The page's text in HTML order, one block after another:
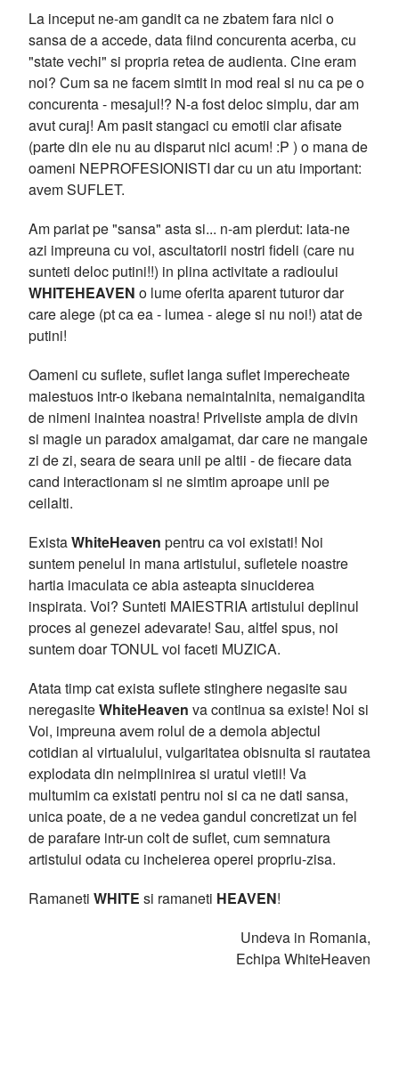
La inceput ne-am gandit ca ne zbatem fara nici o
sansa de a accede, data fiind concurenta acerba, cu
"state vechi" si propria retea de audienta. Cine eram
noi? Cum sa ne facem simtit in mod real si nu ca pe o
concurenta - mesajul!? N-a fost deloc simplu, dar am
avut curaj! Am pasit stangaci cu emotii clar afisate
(parte din ele nu au disparut nici acum! :P ) o mana de
oameni NEPROFESIONISTI dar cu un atu important:
avem SUFLET.
Am pariat pe "sansa" asta si... n-am pierdut: iata-ne
azi impreuna cu voi, ascultatorii nostri fideli (care nu
sunteti deloc putini!!) in plina activitate a radioului
WHITEHEAVEN o lume oferita aparent tuturor dar
care alege (pt ca ea - lumea - alege si nu noi!) atat de
putini!
Oameni cu suflete, suflet langa suflet imperecheate
maiestuos intr-o ikebana nemaintalnita, nemaigandita
de nimeni inaintea noastra! Priveliste ampla de divin
si magie un paradox amalgamat, dar care ne mangaie
zi de zi, seara de seara unii pe altii - de fiecare data
cand interactionam si ne simtim aproape unii pe
ceilalti.
ExistaWhiteHeaven pentru ca voi existati! Noi
suntem penelul in mana artistului, sufletele noastre
hartia imaculata ce abia asteapta sinuciderea
inspirata. Voi? Sunteti MAIESTRIA artistului deplinul
proces al genezei adevarate! Sau, altfel spus, noi
suntem doar TONUL voi faceti MUZICA.
Atata timp cat exista suflete stinghere negasite sau
neregasiteWhiteHeaven va continua sa existe! Noi si
Voi, impreuna avem rolul de a demola abjectul
cotidian al virtualului, vulgaritatea obisnuita si rautatea
explodata din neimplinirea si uratul vietii! Va
multumim ca existati pentru noi si ca ne dati sansa,
unica poate, de a ne vedea gandul concretizat un fel
de parafare intr-un colt de suflet, cum semnatura
artistului odata cu incheierea operei propriu-zisa.
Ramaneti WHITE si ramaneti HEAVEN!
Undeva in Romania,
Echipa WhiteHeaven